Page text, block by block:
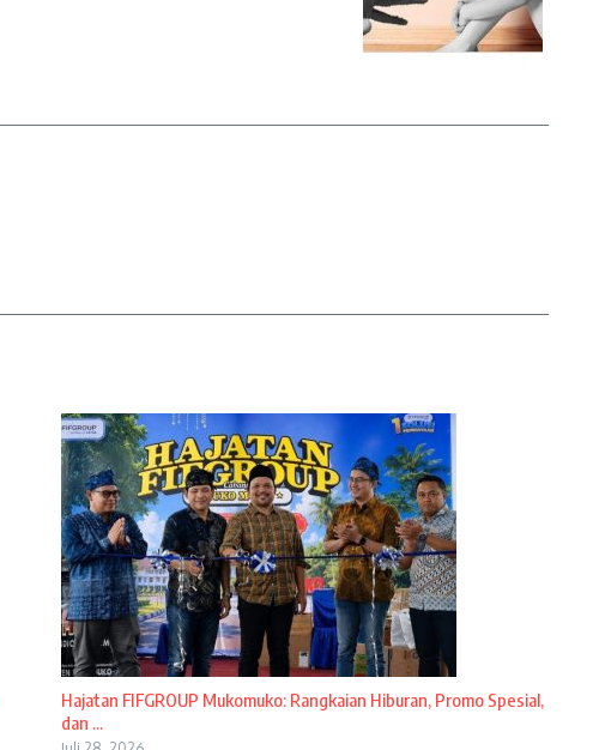
Hajatan FIFGROUP Mukomuko: Rangkaian Hiburan, Promo Spesial,
dan ...